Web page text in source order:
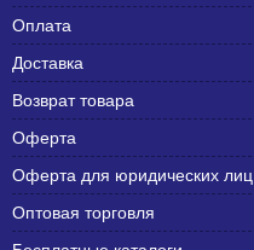
Оплата
Доставка
Возврат товара
Оферта
Оферта для юридических лиц
Оптовая торговля